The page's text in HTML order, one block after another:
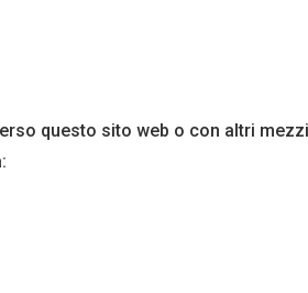
questo sito web o con altri